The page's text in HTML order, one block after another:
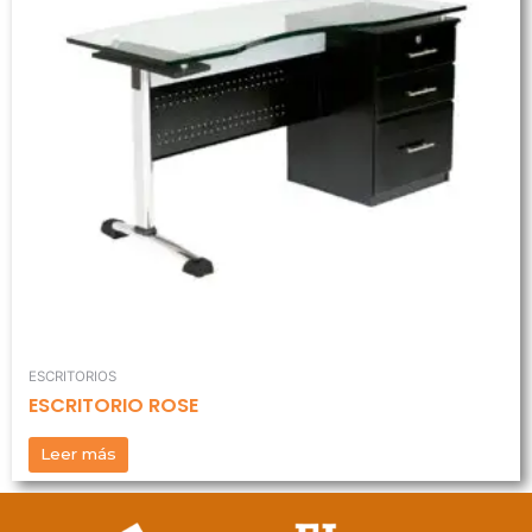
ESCRITORIOS
ESCRITORIO ROSE
Leer más